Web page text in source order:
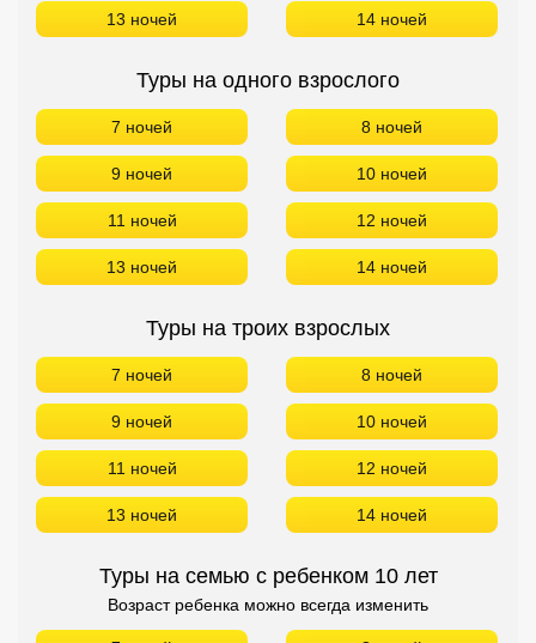
13 ночей 14 ночей
Туры на одного взрослого
7 ночей 8 ночей
9 ночей 10 ночей
11 ночей 12 ночей
13 ночей 14 ночей
Туры на троих взрослых
7 ночей 8 ночей
9 ночей 10 ночей
11 ночей 12 ночей
13 ночей 14 ночей
Туры на семью с ребенком 10 лет
Возраст ребенка можно всегда изменить